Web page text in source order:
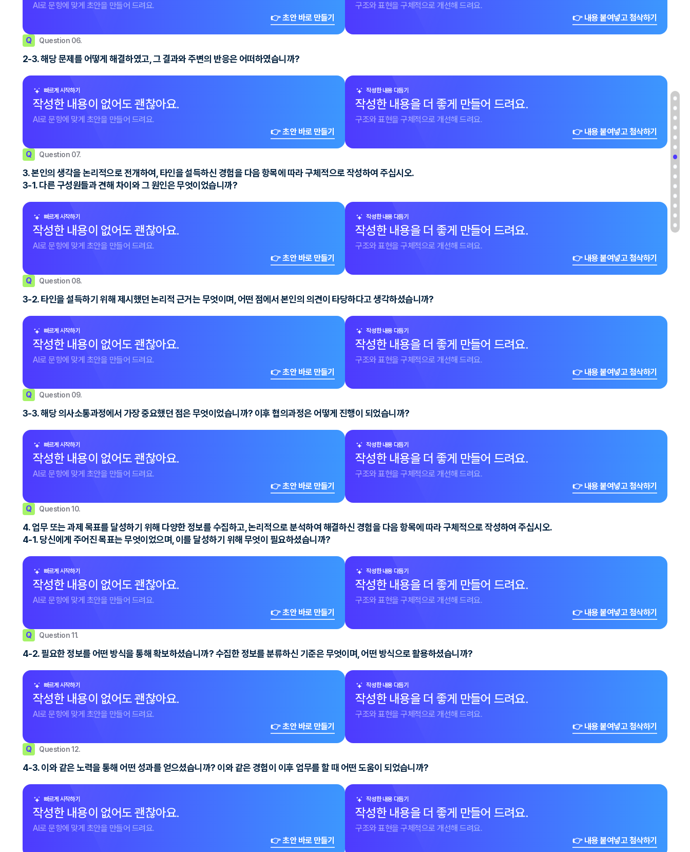
AI로 문항에 맞게 초안을 만들어 드려요.
👉 초안 바로 만들기
구조와 표현을 구체적으로 개선해 드려요.
👉 내용 붙여넣고 첨삭하기
Q Question 06.
2-3. 해당 문제를 어떻게 해결하였고, 그 결과와 주변의 반응은 어떠하였습니까?
빠르게 시작하기
작성한 내용이 없어도 괜찮아요.
AI로 문항에 맞게 초안을 만들어 드려요.
👉 초안 바로 만들기
작성한 내용 다듬기
작성한 내용을 더 좋게 만들어 드려요.
구조와 표현을 구체적으로 개선해 드려요.
👉 내용 붙여넣고 첨삭하기
Q Question 07.
3. 본인의 생각을 논리적으로 전개하여, 타인을 설득하신 경험을 다음 항목에 따라 구체적으로 작성하여 주십시오.
3-1. 다른 구성원들과 견해 차이와 그 원인은 무엇이었습니까?
빠르게 시작하기
작성한 내용이 없어도 괜찮아요.
AI로 문항에 맞게 초안을 만들어 드려요.
👉 초안 바로 만들기
작성한 내용 다듬기
작성한 내용을 더 좋게 만들어 드려요.
구조와 표현을 구체적으로 개선해 드려요.
👉 내용 붙여넣고 첨삭하기
Q Question 08.
3-2. 타인을 설득하기 위해 제시했던 논리적 근거는 무엇이며, 어떤 점에서 본인의 의견이 타당하다고 생각하셨습니까?
빠르게 시작하기
작성한 내용이 없어도 괜찮아요.
AI로 문항에 맞게 초안을 만들어 드려요.
👉 초안 바로 만들기
작성한 내용 다듬기
작성한 내용을 더 좋게 만들어 드려요.
구조와 표현을 구체적으로 개선해 드려요.
👉 내용 붙여넣고 첨삭하기
Q Question 09.
3-3. 해당 의사소통과정에서 가장 중요했던 점은 무엇이었습니까? 이후 협의과정은 어떻게 진행이 되었습니까?
빠르게 시작하기
작성한 내용이 없어도 괜찮아요.
AI로 문항에 맞게 초안을 만들어 드려요.
👉 초안 바로 만들기
작성한 내용 다듬기
작성한 내용을 더 좋게 만들어 드려요.
구조와 표현을 구체적으로 개선해 드려요.
👉 내용 붙여넣고 첨삭하기
Q Question 10.
4. 업무 또는 과제 목표를 달성하기 위해 다양한 정보를 수집하고, 논리적으로 분석하여 해결하신 경험을 다음 항목에 따라 구체적으로 작성하여 주십시오.
4-1. 당신에게 주어진 목표는 무엇이었으며, 이를 달성하기 위해 무엇이 필요하셨습니까?
빠르게 시작하기
작성한 내용이 없어도 괜찮아요.
AI로 문항에 맞게 초안을 만들어 드려요.
👉 초안 바로 만들기
작성한 내용 다듬기
작성한 내용을 더 좋게 만들어 드려요.
구조와 표현을 구체적으로 개선해 드려요.
👉 내용 붙여넣고 첨삭하기
Q Question 11.
4-2. 필요한 정보를 어떤 방식을 통해 확보하셨습니까? 수집한 정보를 분류하신 기준은 무엇이며, 어떤 방식으로 활용하셨습니까?
빠르게 시작하기
작성한 내용이 없어도 괜찮아요.
AI로 문항에 맞게 초안을 만들어 드려요.
👉 초안 바로 만들기
작성한 내용 다듬기
작성한 내용을 더 좋게 만들어 드려요.
구조와 표현을 구체적으로 개선해 드려요.
👉 내용 붙여넣고 첨삭하기
Q Question 12.
4-3. 이와 같은 노력을 통해 어떤 성과를 얻으셨습니까? 이와 같은 경험이 이후 업무를 할 때 어떤 도움이 되었습니까?
빠르게 시작하기
작성한 내용이 없어도 괜찮아요.
AI로 문항에 맞게 초안을 만들어 드려요.
👉 초안 바로 만들기
작성한 내용 다듬기
작성한 내용을 더 좋게 만들어 드려요.
구조와 표현을 구체적으로 개선해 드려요.
👉 내용 붙여넣고 첨삭하기